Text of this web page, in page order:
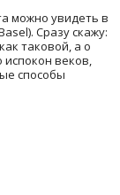
можно увидеть в
Сразу скажу:
таковой, а о
испокон веков,
способы